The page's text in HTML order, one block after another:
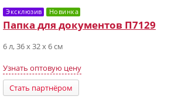
Эксклюзив Новинка
Папка для документов П7129
6 л, 36 х 32 х 6 см
Узнать оптовую цену
Стать партнёром